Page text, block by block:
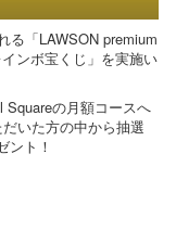
る「LAWSON premium
ンボ宝くじ」を実施い
Squareの月額コースへ
いた方の中から抽選
ント！